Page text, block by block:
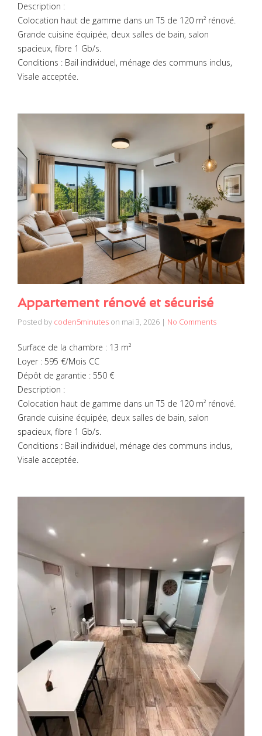
Description :
Colocation haut de gamme dans un T5 de 120 m² rénové.
Grande cuisine équipée, deux salles de bain, salon
spacieux, fibre 1 Gb/s.
Conditions : Bail individuel, ménage des communs inclus,
Visale acceptée.
Appartement rénové et sécurisé
Posted by coden5minutes on mai 3, 2026 | No Comments
Surface de la chambre : 13 m²
Loyer : 595 €/Mois CC
Dépôt de garantie : 550 €
Description :
Colocation haut de gamme dans un T5 de 120 m² rénové.
Grande cuisine équipée, deux salles de bain, salon
spacieux, fibre 1 Gb/s.
Conditions : Bail individuel, ménage des communs inclus,
Visale acceptée.